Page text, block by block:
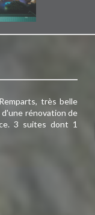
très belle
rénovation de
3 suites dont 1